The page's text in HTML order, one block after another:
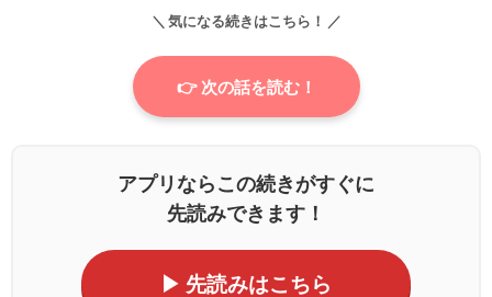
＼ 気になる続きはこちら！ ／
👉 次の話を読む！
アプリならこの続きがすぐに
先読みできます！
▶ 先読みはこちら